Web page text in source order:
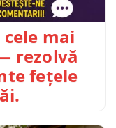
mai
rezolvă
fețele